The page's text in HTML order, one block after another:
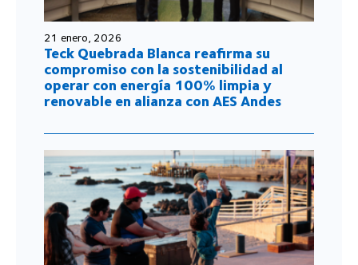
21 enero, 2026
Teck Quebrada Blanca reafirma su
compromiso con la sostenibilidad al
operar con energía 100% limpia y
renovable en alianza con AES Andes